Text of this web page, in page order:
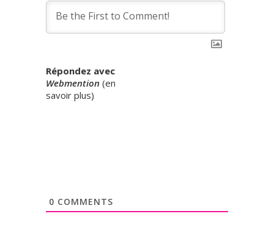
Répondez avec
Webmention (en
savoir plus)
0 COMMENTS